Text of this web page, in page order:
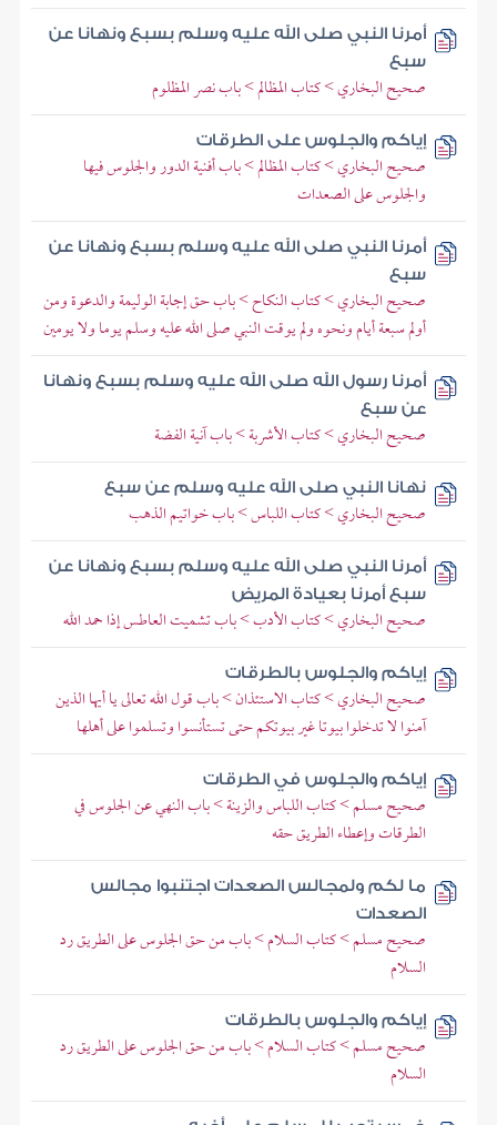
أمرنا النبي صلى الله عليه وسلم بسبع ونهانا عن
سبع
صحيح البخاري > كتاب المظالم > باب نصر المظلوم
إياكم والجلوس على الطرقات
صحيح البخاري > كتاب المظالم > باب أفنية الدور والجلوس فيها
والجلوس على الصعدات
أمرنا النبي صلى الله عليه وسلم بسبع ونهانا عن
سبع
صحيح البخاري > كتاب النكاح > باب حق إجابة الوليمة والدعوة ومن
أولم سبعة أيام ونحوه ولم يوقت النبي صلى الله عليه وسلم يوما ولا يومين
أمرنا رسول الله صلى الله عليه وسلم بسبع ونهانا
عن سبع
صحيح البخاري > كتاب الأشربة > باب آنية الفضة
نهانا النبي صلى الله عليه وسلم عن سبع
صحيح البخاري > كتاب اللباس > باب خواتيم الذهب
أمرنا النبي صلى الله عليه وسلم بسبع ونهانا عن
سبع أمرنا بعيادة المريض
صحيح البخاري > كتاب الأدب > باب تشميت العاطس إذا حمد الله
إياكم والجلوس بالطرقات
صحيح البخاري > كتاب الاستئذان > باب قول الله تعالى يا أيها الذين
آمنوا لا تدخلوا بيوتا غير بيوتكم حتى تستأنسوا وتسلموا على أهلها
إياكم والجلوس في الطرقات
صحيح مسلم > كتاب اللباس والزينة > باب النهي عن الجلوس في
الطرقات وإعطاء الطريق حقه
ما لكم ولمجالس الصعدات اجتنبوا مجالس
الصعدات
صحيح مسلم > كتاب السلام > باب من حق الجلوس على الطريق رد
السلام
إياكم والجلوس بالطرقات
صحيح مسلم > كتاب السلام > باب من حق الجلوس على الطريق رد
السلام